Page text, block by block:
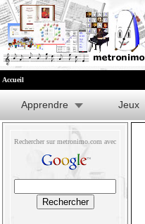
Accueil
Apprendre Jeux
Rechercher sur metronimo.com avec